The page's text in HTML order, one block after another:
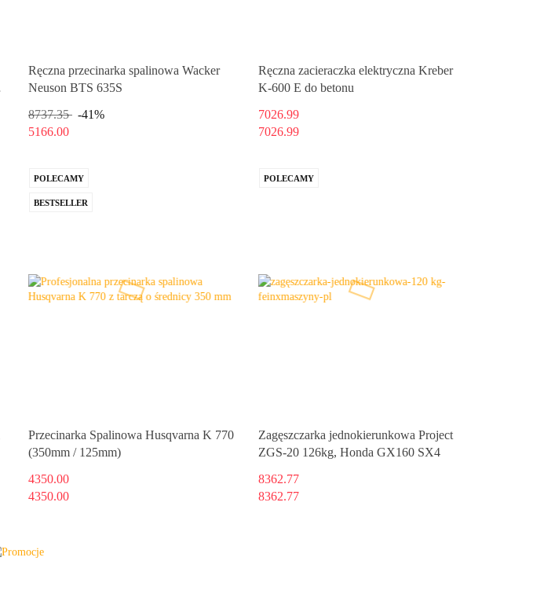
Ręczna przecinarka spalinowa Wacker
Neuson BTS 635S
8737.35
-41%
5166.00
Ręczna zacieraczka elektryczna Kreber
K-600 E do betonu
7026.99
7026.99
POLECAMY
BESTSELLER
Przecinarka Spalinowa Husqvarna K 770
(350mm / 125mm)
4350.00
4350.00
POLECAMY
Zagęszczarka jednokierunkowa Project
ZGS-20 126kg, Honda GX160 SX4
8362.77
8362.77